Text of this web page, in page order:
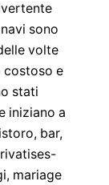
sono
volte
costoso e
stati
iniziano a
bar,
mariage